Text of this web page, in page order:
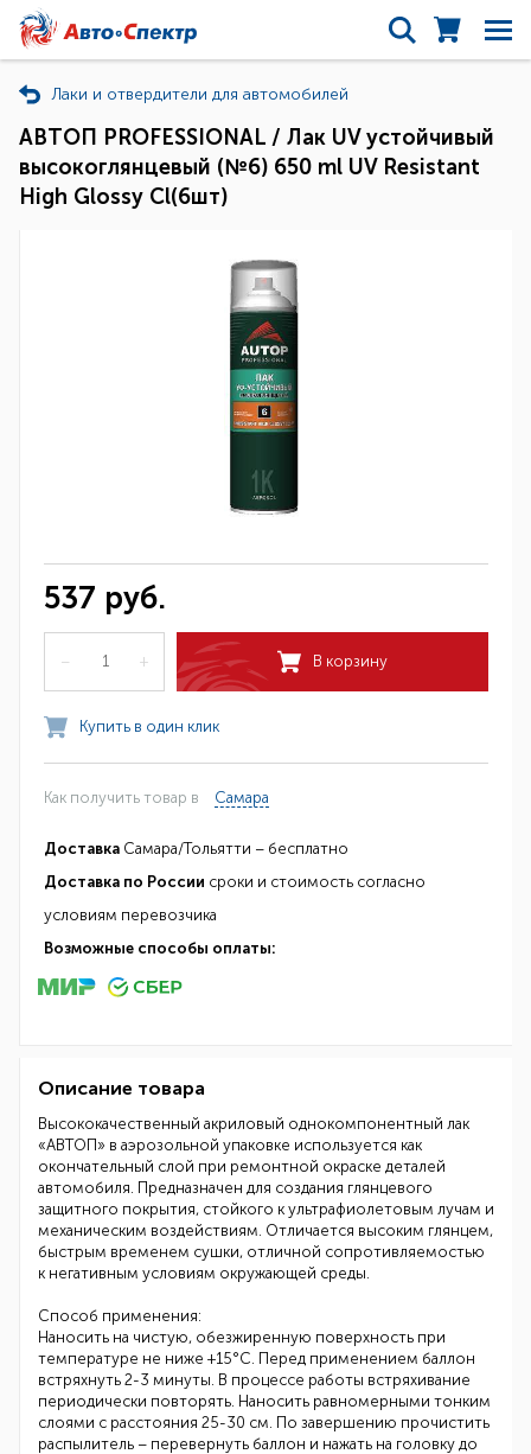
Лаки и отвердители для автомобилей
АВТОП PROFESSIONAL / Лак UV устойчивый
высокоглянцевый (№6) 650 ml UV Resistant
High Glossy Cl(6шт)
537 руб.
– + В корзину
Купить в один клик
Как получить товар в Самара
Доставка Самара/Тольятти – бесплатно
Доставка по России сроки и стоимость согласно
условиям перевозчика
Возможные способы оплаты:
Описание товара
Высококачественный акриловый однокомпонентный лак
«АВТОП» в аэрозольной упаковке используется как
окончательный слой при ремонтной окраске деталей
автомобиля. Предназначен для создания глянцевого
защитного покрытия, стойкого к ультрафиолетовым лучам и
механическим воздействиям. Отличается высоким глянцем,
быстрым временем сушки, отличной сопротивляемостью
к негативным условиям окружающей среды.
Способ применения:
Наносить на чистую, обезжиренную поверхность при
температуре не ниже +15°C. Перед применением баллон
встряхнуть 2-3 минуты. В процессе работы встряхивание
периодически повторять. Наносить равномерными тонким
слоями с расстояния 25-30 см. По завершению прочистить
распылитель – перевернуть баллон и нажать на головку до